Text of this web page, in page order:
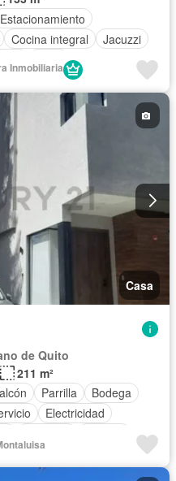
Estacionamiento
Cocina integral
Jacuzzi
Jardín
Parrilla
Seguridad
Inmobiliaria
Casa
de Quito
211 m²
Parrilla
Bodega
Electricidad